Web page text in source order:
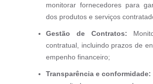
monitorar fornecedores para
dos produtos e serviços
Gestão de Contratos:
contratual, incluindo prazos de
empenho financeiro;
Transparência e conformidade: